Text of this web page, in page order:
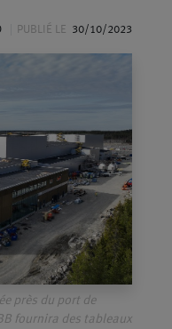
PUBLIÉ LE 30/10/2023
près du port de
fournira des tableaux